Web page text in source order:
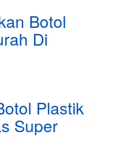
Botol
Di
Plastik
Super